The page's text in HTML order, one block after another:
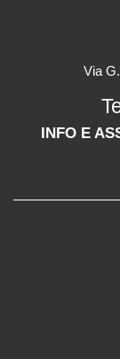
Via
INFO E